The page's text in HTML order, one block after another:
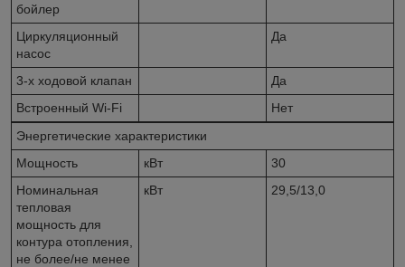
бойлер
Циркуляционный
насос
Да
3-х ходовой клапан
Да
Встроенный Wi-Fi
Нет
Энергетические характеристики
Мощность
кВт
30
Номинальная
тепловая
мощность для
контура отопления,
не более/не менее
кВт 29,5/13,0